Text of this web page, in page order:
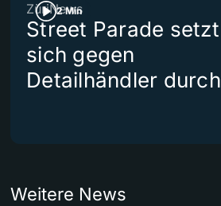
2 Min
ZüriNews
Street Parade setzt
sich gegen
Detailhändler durch
Weitere News